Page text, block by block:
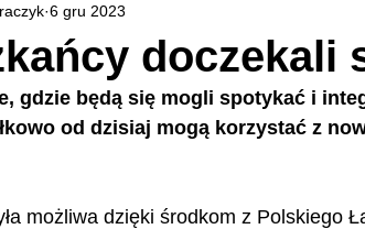
doczekali
6 gru 2023
gdzie będą się mogli spotykać i
od dzisiaj mogą korzystać z
możliwa dzięki środkom z Polskiego